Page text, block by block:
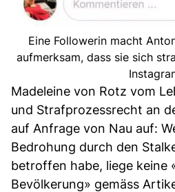
Eine Followerin macht
aufmerksam, dass sie sich
Madeleine von Rotz vom
und Strafprozessrecht an
auf Anfrage von Nau auf:
Bedrohung durch den
betroffen habe, liege keine
Bevölkerung» gemäss